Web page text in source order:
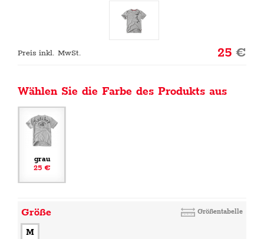
Preis inkl. MwSt. 25€
Wählen Sie die Farbe des Produkts aus
grau
25 €
Größe Größentabelle
M